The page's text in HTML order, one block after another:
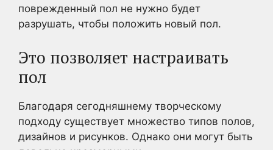
поврежденный пол не нужно будет
разрушать, чтобы положить новый пол.
Это позволяет настраивать
пол
Благодаря сегодняшнему творческому
подходу существует множество типов полов,
дизайнов и рисунков. Однако они могут быть